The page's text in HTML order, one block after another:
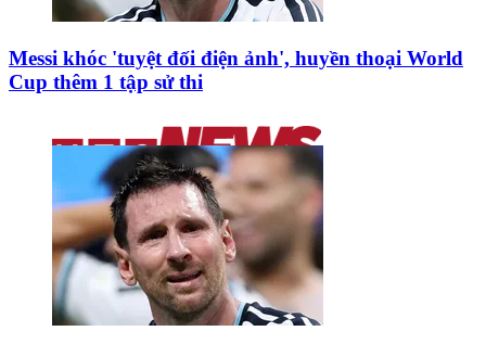
Messi khóc 'tuyệt đối điện ảnh', huyền thoại World
Cup thêm 1 tập sử thi